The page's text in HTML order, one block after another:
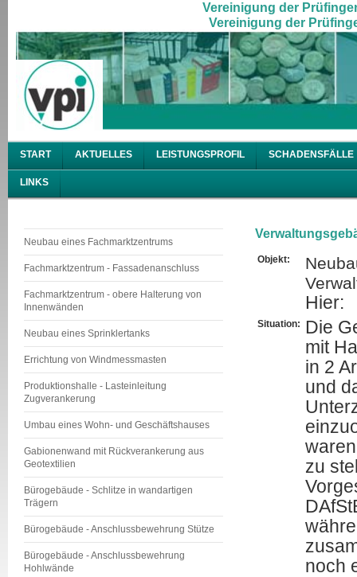
Vereinigung der
Vereinigung der
START AKTUELLES LEISTUNGSPROFIL SCHADENSFÄLLE
LINKS
Neubau eines Fachmarktzentrums
Fachmarktzentrum - Fassadenanschluss
Fachmarktzentrum - obere Halterung von
Innenwänden
Neubau eines Sprinklertanks
Errichtung von Windmessmasten
Produktionshalle - Lasteinleitung
Zugverankerung
Umbau eines Wohn- und Geschäftshauses
Gabionenwand mit Rückverankerung aus
Geotextilien
Bürogebäude - Schlitze in wandartigen
Trägern
Bürogebäude - Anschlussbewehrung Stütze
Bürogebäude - Anschlussbewehrung
Hohlwände
Objekt:
Hier:
Situation:
Die
mit
in 2
und
zu
noch